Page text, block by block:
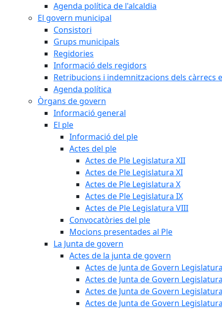
Agenda política de l'alcaldia
El govern municipal
Consistori
Grups municipals
Regidories
Informació dels regidors
Retribucions i indemnitzacions dels càrrecs
Agenda política
Òrgans de govern
Informació general
El ple
Informació del ple
Actes del ple
Actes de Ple Legislatura XII
Actes de Ple Legislatura XI
Actes de Ple Legislatura X
Actes de Ple Legislatura IX
Actes de Ple Legislatura VIII
Convocatòries del ple
Mocions presentades al Ple
La Junta de govern
Actes de la junta de govern
Actes de Junta de Govern
Actes de Junta de Govern
Actes de Junta de Govern
Actes de Junta de Govern